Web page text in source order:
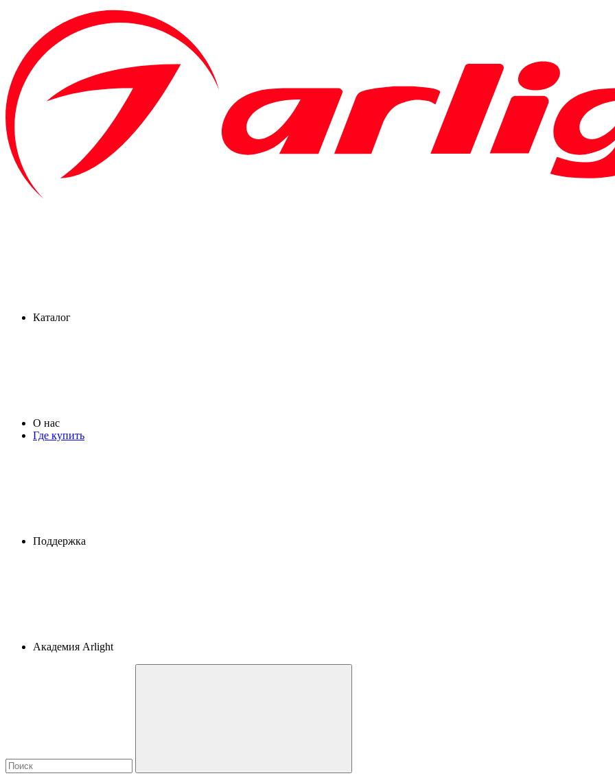
Каталог
О нас
Где купить
Поддержка
Академия Arlight